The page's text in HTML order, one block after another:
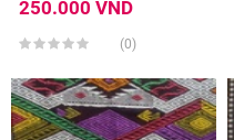
250.000 VND
(0)